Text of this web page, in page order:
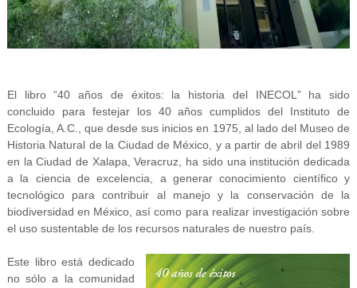
El libro “40 años de éxitos: la historia del INECOL” ha sido
concluido para festejar los 40 años cumplidos del Instituto de
Ecología, A.C., que desde sus inicios en 1975, al lado del Museo de
Historia Natural de la Ciudad de México, y a partir de abril del 1989
en la Ciudad de Xalapa, Veracruz, ha sido una institución dedicada
a la ciencia de excelencia, a generar conocimiento científico y
tecnológico para contribuir al manejo y la conservación de la
biodiversidad en México, así como para realizar investigación sobre
el uso sustentable de los recursos naturales de nuestro país.
Este libro está dedicado
no sólo a la comunidad